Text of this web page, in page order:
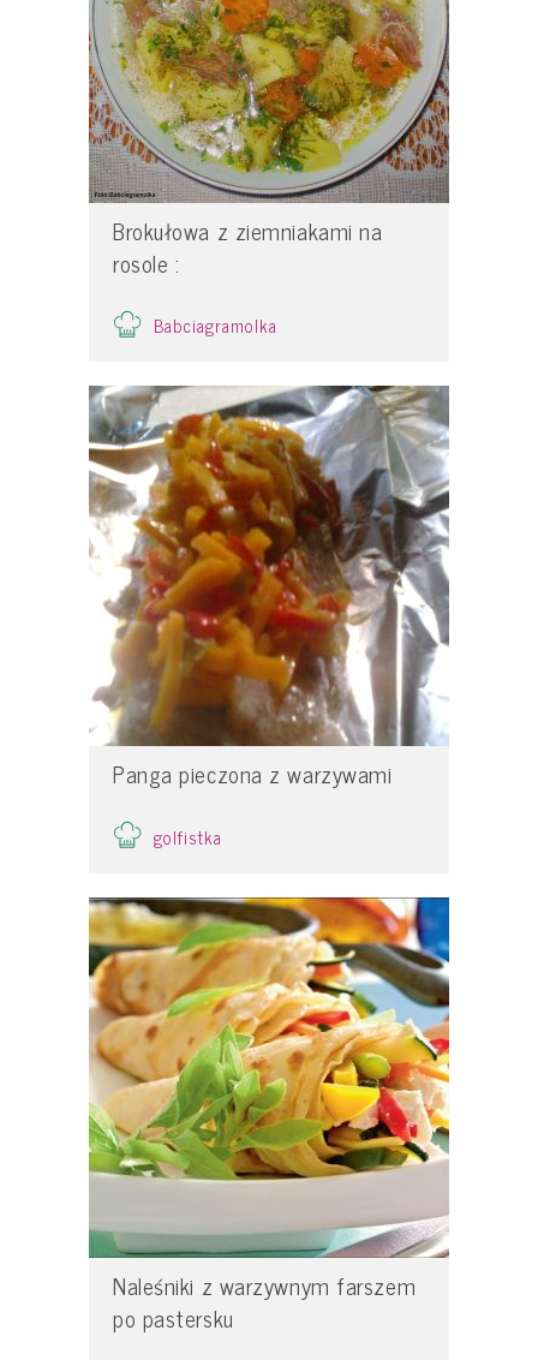
Brokułowa z ziemniakami na
rosole :
Babciagramolka
Panga pieczona z warzywami
golfistka
Naleśniki z warzywnym farszem
po pastersku